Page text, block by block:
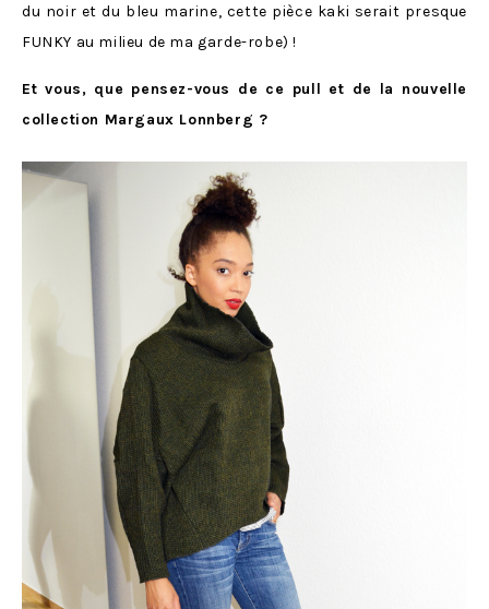
du noir et du bleu marine, cette pièce kaki serait presque
FUNKY au milieu de ma garde-robe) !
Et vous, que pensez-vous de ce pull et de la nouvelle
collection Margaux Lonnberg ?